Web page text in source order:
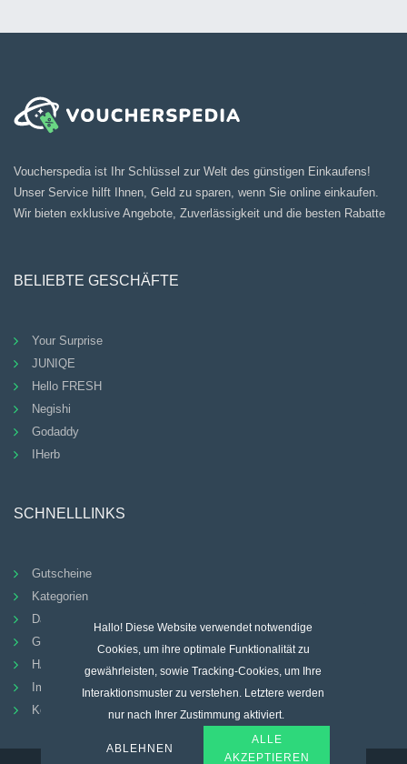
Hallo! Diese Website verwendet notwendige
Cookies, um ihre optimale Funktionalität zu
gewährleisten, sowie Tracking-Cookies, um Ihre
Interaktionsmuster zu verstehen. Letztere werden
nur nach Ihrer Zustimmung aktiviert.
ABLEHNEN
ALLE
AKZEPTIEREN
Voucherspedia ist Ihr Schlüssel zur Welt des günstigen Einkaufens!
Unser Service hilft Ihnen, Geld zu sparen, wenn Sie online einkaufen.
Wir bieten exklusive Angebote, Zuverlässigkeit und die besten Rabatte
BELIEBTE GESCHÄFTE
Your Surprise
JUNIQE
Hello FRESH
Negishi
Godaddy
IHerb
SCHNELLLINKS
Gutscheine
Kategorien
Datenschutz-Bestimmungen
Geschäftsbedingungen
HÄUFIG GESTELLTE FRAGEN
Impressum
Kontakt